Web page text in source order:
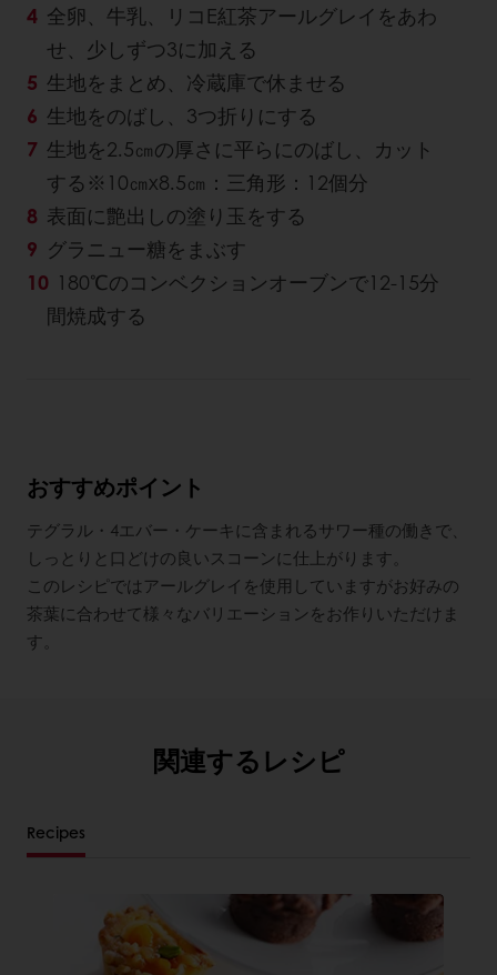
全卵、牛乳、リコE紅茶アールグレイをあわ
せ、少しずつ3に加える
生地をまとめ、冷蔵庫で休ませる
生地をのばし、3つ折りにする
生地を2.5㎝の厚さに平らにのばし、カット
する※10㎝x8.5㎝：三角形：12個分
表面に艶出しの塗り玉をする
グラニュー糖をまぶす
180℃のコンベクションオーブンで12-15分
間焼成する
おすすめポイント
テグラル・4エバー・ケーキに含まれるサワー種の働きで、
しっとりと口どけの良いスコーンに仕上がります。
このレシピではアールグレイを使用していますがお好みの
茶葉に合わせて様々なバリエーションをお作りいただけま
す。
関連するレシピ
Recipes